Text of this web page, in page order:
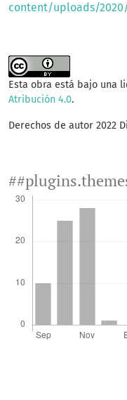
content/uploads/
Esta obra está bajo una
Atribución 4.0.
Derechos de autor 2022